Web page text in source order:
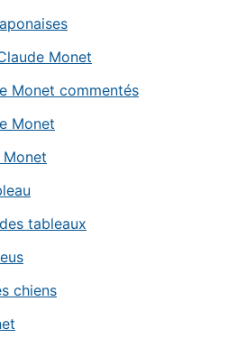
Monet
Monet commentés
Monet
Monet
tableaux
chiens